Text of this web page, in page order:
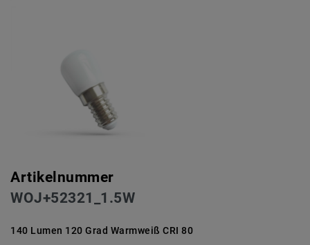
Artikelnummer
WOJ+52321_1.5W
140 Lumen 120 Grad Warmweiß CRI 80